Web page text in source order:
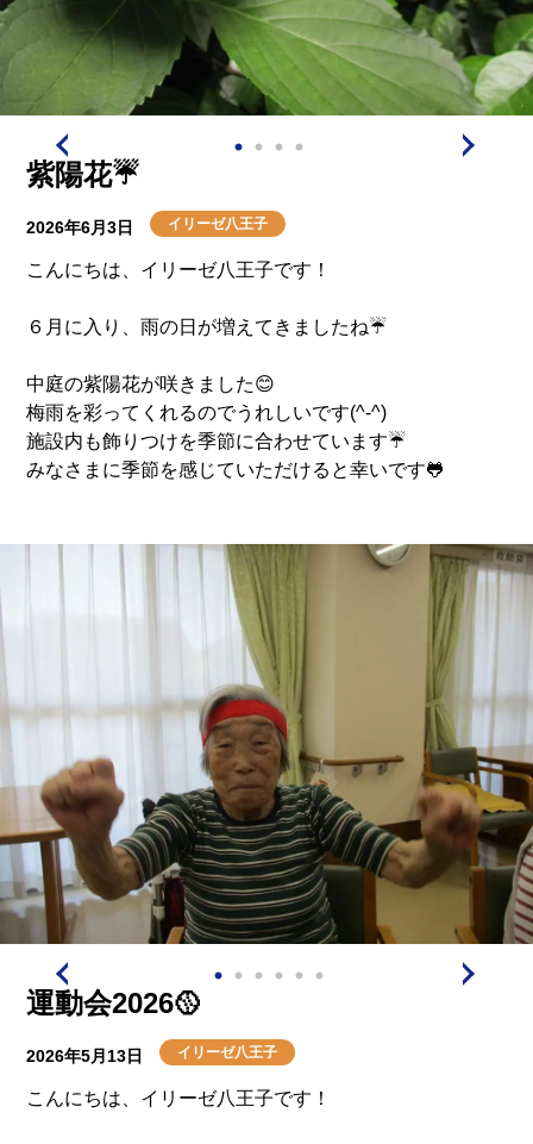
紫陽花☔
2026年6月3日 イリーゼ八王子
こんにちは、イリーゼ八王子です！
６月に入り、雨の日が増えてきましたね☔
中庭の紫陽花が咲きました😊
梅雨を彩ってくれるのでうれしいです(^-^)
施設内も飾りつけを季節に合わせています☔
運動会2026🥎
2026年5月13日 イリーゼ八王子
こんにちは、イリーゼ八王子です！